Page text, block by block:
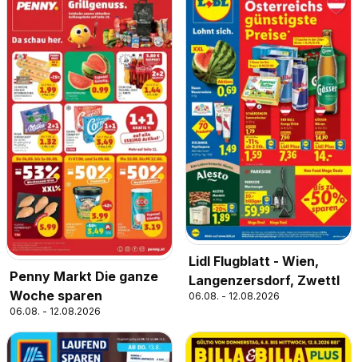
Penny Markt Die ganze
Woche sparen
06.08. - 12.08.2026
Lidl Flugblatt - Wien,
Langenzersdorf, Zwettl
06.08. - 12.08.2026